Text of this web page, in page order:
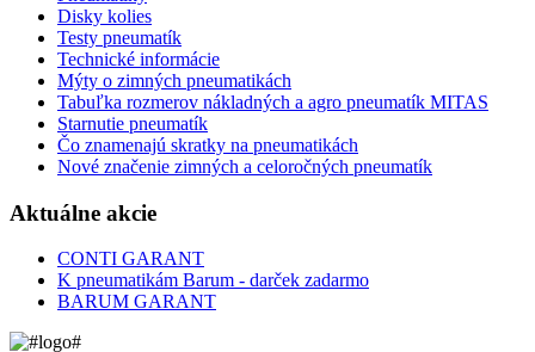
Disky kolies
Testy pneumatík
Technické informácie
Mýty o zimných pneumatikách
Tabuľka rozmerov nákladných a agro pneumatík MITAS
Starnutie pneumatík
Čo znamenajú skratky na pneumatikách
Nové značenie zimných a celoročných pneumatík
Aktuálne akcie
CONTI GARANT
K pneumatikám Barum - darček zadarmo
BARUM GARANT